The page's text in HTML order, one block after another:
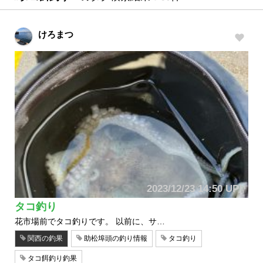
けろまつ
2023/12/23 14:50 UP!
タコ釣り
花市場前でタコ釣りです。 以前に、サ…
関西の釣果 助松埠頭の釣り情報 タコ釣り
タコ餌釣り釣果